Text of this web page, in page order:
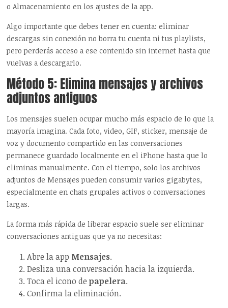
o Almacenamiento en los ajustes de la app.
Algo importante que debes tener en cuenta: eliminar
descargas sin conexión no borra tu cuenta ni tus playlists,
pero perderás acceso a ese contenido sin internet hasta que
vuelvas a descargarlo.
Método 5: Elimina mensajes y archivos
adjuntos antiguos
Los mensajes suelen ocupar mucho más espacio de lo que la
mayoría imagina. Cada foto, video, GIF, sticker, mensaje de
voz y documento compartido en las conversaciones
permanece guardado localmente en el iPhone hasta que lo
eliminas manualmente. Con el tiempo, solo los archivos
adjuntos de Mensajes pueden consumir varios gigabytes,
especialmente en chats grupales activos o conversaciones
largas.
La forma más rápida de liberar espacio suele ser eliminar
conversaciones antiguas que ya no necesitas:
Abre la app Mensajes.
Desliza una conversación hacia la izquierda.
Toca el icono depapelera.
Confirma la eliminación.